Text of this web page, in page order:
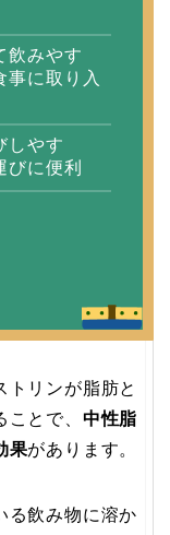
飲みやす
事に取り入
しやす
びに便利
トリンが脂肪と
とで、 中性脂
果があります。
る飲み物に溶か